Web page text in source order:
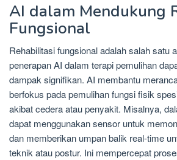
AI dalam Mendukung
Fungsional
Rehabilitasi fungsional adalah salah satu
penerapan AI dalam terapi pemulihan
dampak signifikan. AI membantu
berfokus pada pemulihan fungsi fisik
akibat cedera atau penyakit. Misalnya,
dapat menggunakan sensor untuk
dan memberikan umpan balik real-time
teknik atau postur. Ini mempercepat